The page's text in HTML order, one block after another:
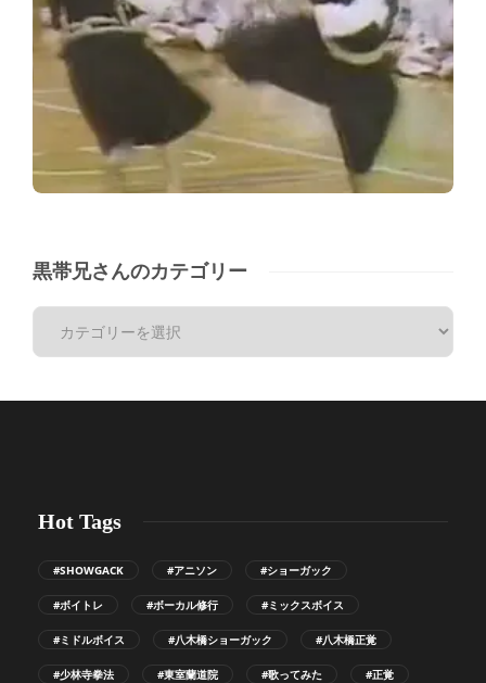
黒帯兄さんのカテゴリー
Hot Tags
#SHOWGACK #アニソン #ショーガック
#ボイトレ #ボーカル修行 #ミックスボイス
#ミドルボイス #八木橋ショーガック #八木橋正覚
#少林寺拳法 #東室蘭道院 #歌ってみた #正覚